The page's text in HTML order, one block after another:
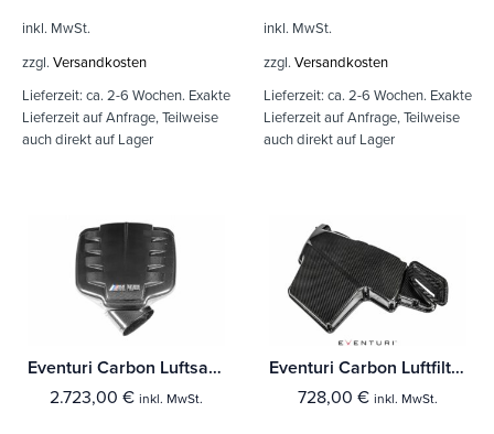
inkl. MwSt.
zzgl. Versandkosten
Lieferzeit: ca. 2-6 Wochen. Exakte
Lieferzeit auf Anfrage, Teilweise
auch direkt auf Lager
inkl. MwSt.
zzgl. Versandkosten
Lieferzeit: ca. 2-6 Wochen. Exakte
Lieferzeit auf Anfrage, Teilweise
auch direkt auf Lager
Eventuri Carbon Luftsammler für BMW E90 E92 E93 M3-Carbon-schwarz
2.723,00 € inkl. MwSt.
Eventuri Carbon Luftfilterabdeckung für BMW E90 E92 E93 M3 - carbon matt
728,00 € inkl. MwSt.